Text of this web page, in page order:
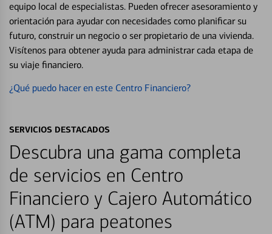
equipo local de especialistas. Pueden ofrecer asesoramiento y
orientación para ayudar con necesidades como planificar su
futuro, construir un negocio o ser propietario de una vivienda.
Visítenos para obtener ayuda para administrar cada etapa de
su viaje financiero.
¿Qué puedo hacer en este Centro Financiero?
SERVICIOS DESTACADOS
Descubra una gama completa
de servicios en Centro
Financiero y Cajero Automático
(ATM) para peatones